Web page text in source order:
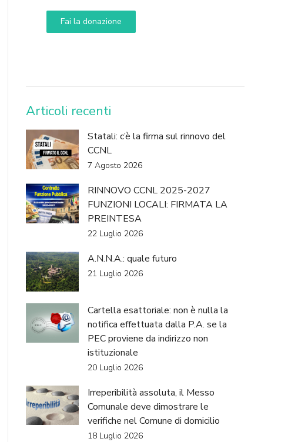
Fai la donazione
DONA
Articoli recenti
Statali: c’è la firma sul rinnovo del
CCNL
7 Agosto 2026
RINNOVO CCNL 2025-2027
FUNZIONI LOCALI: FIRMATA LA
PREINTESA
22 Luglio 2026
A.N.N.A.: quale futuro
21 Luglio 2026
Cartella esattoriale: non è nulla la
notifica effettuata dalla P.A. se la
PEC proviene da indirizzo non
istituzionale
20 Luglio 2026
Irreperibilità assoluta, il Messo
Comunale deve dimostrare le
verifiche nel Comune di domicilio
18 Luglio 2026